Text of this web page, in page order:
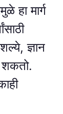
हा मार्ग
ज्ञान
शकतो.